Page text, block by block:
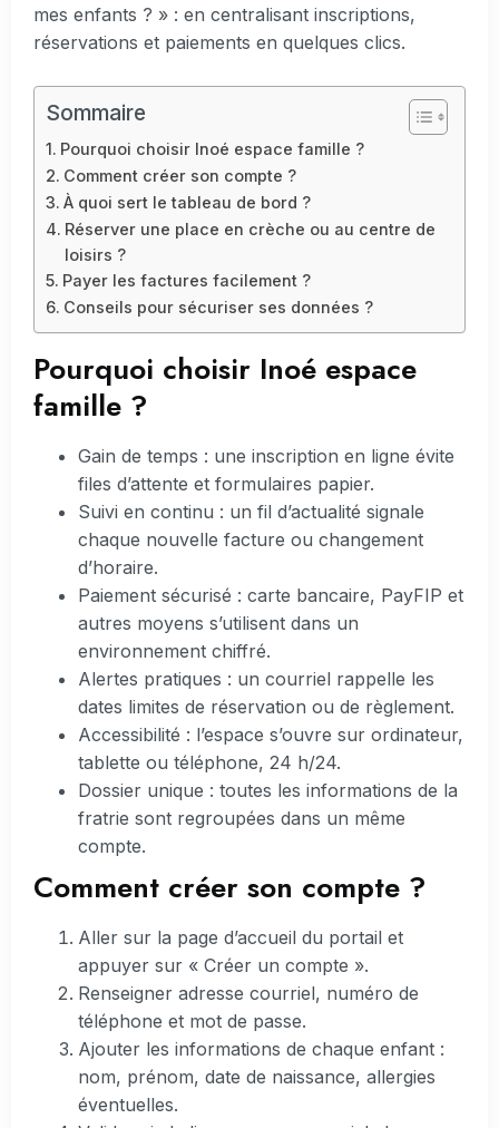
mes enfants ? » : en centralisant inscriptions,
réservations et paiements en quelques clics.
Sommaire
Pourquoi choisir Inoé espace famille ?
Comment créer son compte ?
À quoi sert le tableau de bord ?
Réserver une place en crèche ou au centre de
loisirs ?
Payer les factures facilement ?
Conseils pour sécuriser ses données ?
Pourquoi choisir Inoé espace
famille ?
Gain de temps : une inscription en ligne évite
files d’attente et formulaires papier.
Suivi en continu : un fil d’actualité signale
chaque nouvelle facture ou changement
d’horaire.
Paiement sécurisé : carte bancaire, PayFIP et
autres moyens s’utilisent dans un
environnement chiffré.
Alertes pratiques : un courriel rappelle les
dates limites de réservation ou de règlement.
Accessibilité : l’espace s’ouvre sur ordinateur,
tablette ou téléphone, 24 h/24.
Dossier unique : toutes les informations de la
fratrie sont regroupées dans un même
compte.
Comment créer son compte ?
Aller sur la page d’accueil du portail et
appuyer sur « Créer un compte ».
Renseigner adresse courriel, numéro de
téléphone et mot de passe.
Ajouter les informations de chaque enfant :
nom, prénom, date de naissance, allergies
éventuelles.